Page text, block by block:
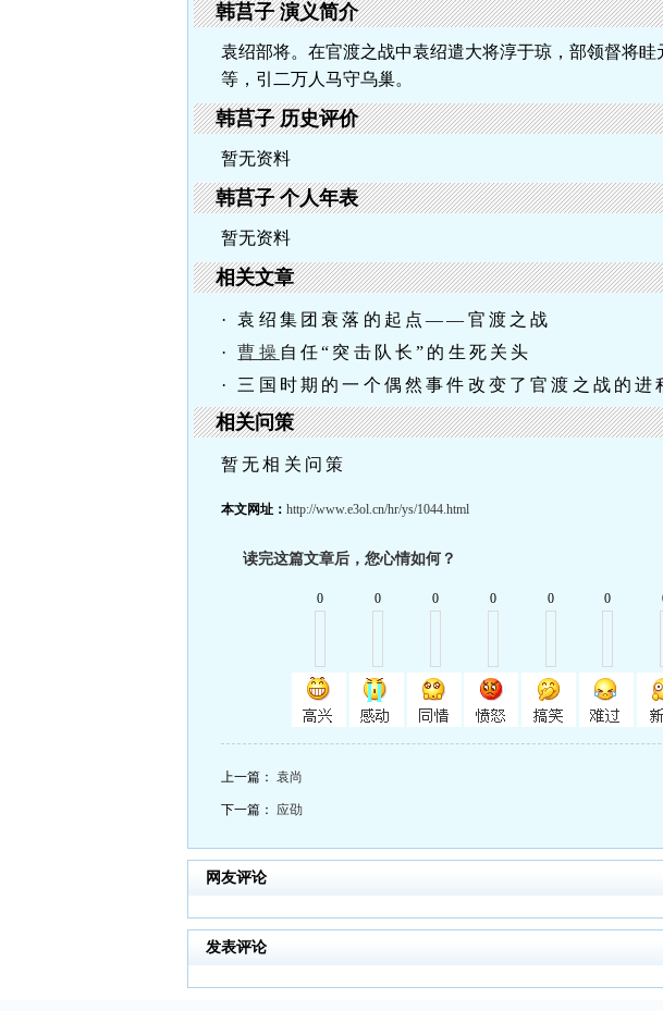
韩莒子 演义简介
袁绍部将。在官渡之战中袁绍遣大将淳于琼，部领督将
等，引二万人马守乌巢。
韩莒子 历史评价
暂无资料
韩莒子 个人年表
暂无资料
相关文章
· 袁绍集团衰落的起点——官渡之战
·曹操 自任“突击队长”的生死关头
· 三国时期的一个偶然事件改变了官渡之战的进
相关问策
暂无相关问策
本文网址： http://www.e3ol.cn/hr/ys/1044.html
读完这篇文章后，您心情如何？
0 0 0 0 0 0
上一篇： 袁尚
下一篇： 应劭
网友评论
发表评论